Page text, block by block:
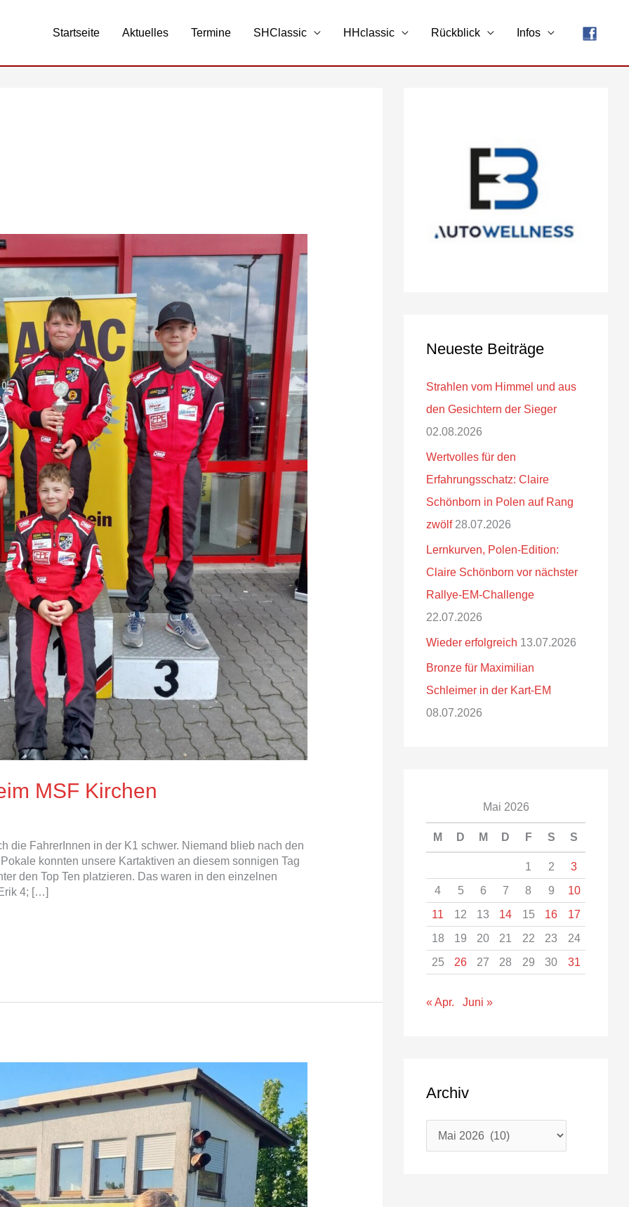
Startseite Aktuelles Termine SHClassic HHclassic Rückblick Infos
MSF Kirchen
die FahrerInnen in der K1 schwer. Niemand blieb nach den
konnten unsere Kartaktiven an diesem sonnigen Tag
den Top Ten platzieren. Das waren in den einzelnen
4; […]
Neueste Beiträge
Strahlen vom Himmel und aus
den Gesichtern der Sieger
02.08.2026
Wertvolles für den
Erfahrungsschatz: Claire
Schönborn in Polen auf Rang
zwölf 28.07.2026
Lernkurven, Polen-Edition:
Claire Schönborn vor nächster
Rallye-EM-Challenge
22.07.2026
Wieder erfolgreich 13.07.2026
Bronze für Maximilian
Schleimer in der Kart-EM
08.07.2026
Mai 2026
M D M D F S S
1 2
3
4
5 6 7 8 9
10
11
12 13 14 15 16
17
18
19 20 21 22 23
24
25
26 27 28 29 30 31
« Apr. Juni »
Archiv